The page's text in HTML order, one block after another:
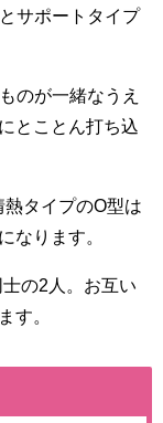
サポートタイプ
のが一緒なうえ
とことん打ち込
タイプのO型は
なります。
の2人。お互い
す。